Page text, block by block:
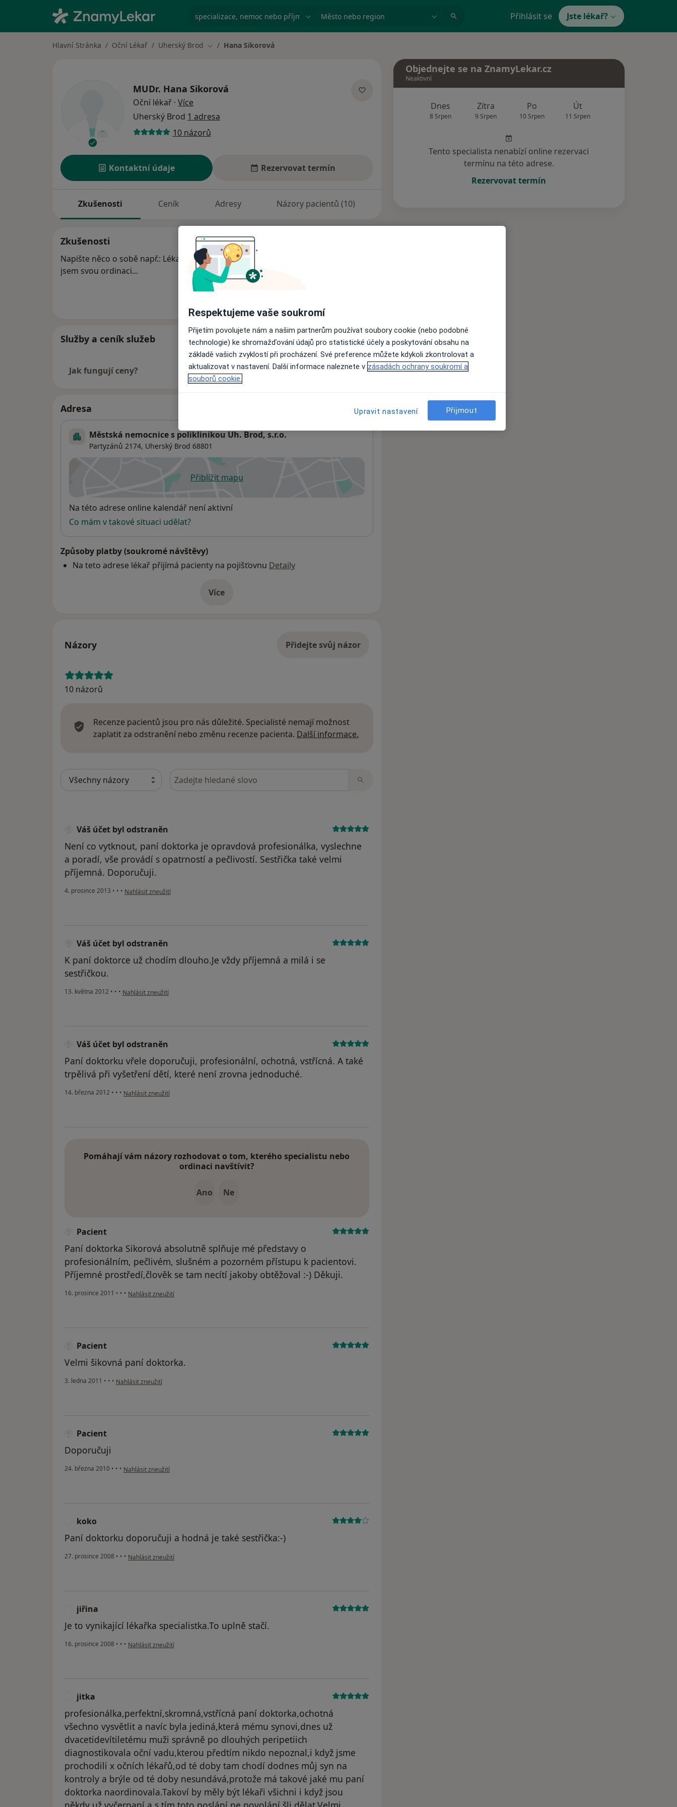
specializace, nemoc nebo příjmení Město nebo region Přihlásit se Jste lékař?
Hlavní Stránka Oční Lékař Uherský Brod Změna města
Hana Sikorová
MUDr. Hana Sikorová
Oční lékař · Více
Uherský Brod 1 adresa
10 názorů
Kontaktní údaje Rezervovat termín
Zkušenosti Ceník Adresy Názory pacientů (10)
Zkušenosti
Napište něco o sobě např.: Lékařskou prax mám od roku 1987. V roce 1995 otevřel
jsem svou ordinaci...
Služby a ceník služeb
Jak fungují ceny?
Adresa
Městská nemocnice s poliklinikou Uh. Brod, s.r.o.
Partyzánů 2174, Uherský Brod 68801
Přiblížit mapuse otevře v nové záložce
Dostupnost
Na této adrese online kalendář není aktivní
Co mám v takové situaci udělat?
Způsoby platby (soukromé návštěvy)
Na teto adrese lékař přijímá pacienty na pojišťovnu Detaily
Víceo adrese
Názory Přidejte svůj názor
10 názorů
Recenze pacientů jsou pro nás důležité. Specialisté nemají možnost
zaplatit za odstranění nebo změnu recenze pacienta. Další informace.
Hledejte v názorech
Váš účet byl odstraněn
Není co vytknout, paní doktorka je opravdová profesionálka, vyslechne
a poradí, vše provádí s opatrností a pečlivostí. Sestřička také velmi
příjemná. Doporučuji.
4. prosince 2013 • • • podle názoru uživatele Váš účet byl odstraněn
Nahlásit zneužití
Váš účet byl odstraněn
K paní doktorce už chodím dlouho.Je vždy příjemná a milá i se
sestřičkou.
13. května 2012 • • • podle názoru uživatele Váš účet byl odstraněn
Nahlásit zneužití
Váš účet byl odstraněn
Paní doktorku vřele doporučuji, profesionální, ochotná, vstřícná. A také
trpělivá při vyšetření dětí, které není zrovna jednoduché.
14. března 2012 • • • podle názoru uživatele Váš účet byl odstraněn
Nahlásit zneužití
Pomáhají vám názory rozhodovat o tom, kterého specialistu nebo
ordinaci navštívit?
Ano Ne
Pacient
Paní doktorka Sikorová absolutně splňuje mé představy o
profesionálním, pečlivém, slušném a pozorném přístupu k pacientovi.
Příjemné prostředí,člověk se tam necítí jakoby obtěžoval :-) Děkuji.
16. prosince 2011 • • • podle názoru uživatele Pacient
Nahlásit zneužití
Pacient
Velmi šikovná paní doktorka.
3. ledna 2011 • • • podle názoru uživatele Pacient
Nahlásit zneužití
Pacient
Doporučuji
24. března 2010 • • • podle názoru uživatele Pacient
Nahlásit zneužití
koko
Paní doktorku doporučuji a hodná je také sestřička:-)
27. prosince 2008 • • • podle názoru uživatele koko
Nahlásit zneužití
jiřina
Je to vynikající lékařka specialistka.To uplně stačí.
16. prosince 2008 • • • podle názoru uživatele jiřina
Nahlásit zneužití
jitka
profesionálka,perfektní,skromná,vstřícná paní doktorka,ochotná
všechno vysvětlit a navíc byla jediná,která mému synovi,dnes už
dvacetidevítiletému muži správně po dlouhých peripetiich
diagnostikovala oční vadu,kterou předtím nikdo nepoznal,i když jsme
prochodili x očních lékařů,od té doby tam chodí dodnes můj syn na
kontroly a brýle od té doby nesundává,protože má takové jaké mu paní
doktorka naordinovala.Takoví by měly být lékaři všichni i když jsou
Objednejte se na ZnamyLekar.cz
Neaktivní
Dnes
8 Srpen
Zítra
9 Srpen
Po
10 Srpen
Út
11 Srpen
Tento specialista nenabízí online rezervaci
termínu na této adrese.
Rezervovat termín
Respektujeme vaše soukromí
Přijetím povolujete nám a našim partnerům používat soubory cookie (nebo podobné
technologie) ke shromažďování údajů pro statistické účely a poskytování obsahu na
základě vašich zvyklostí při procházení. Své preference můžete kdykoli zkontrolovat a
aktualizovat v nastavení. Další informace naleznete v zásadách ochrany soukromí a
souborů cookie.
Upravit nastavení Přijmout